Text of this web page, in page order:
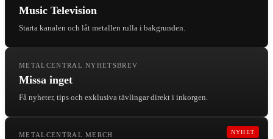
Music Television
Starta kanalen och låt metallen rulla i bakgrunden.
METALCENTRAL NYHETSBREV
Missa inget
Få nyheter, tips och exklusiva tävlingar direkt i inkorgen.
NYHET
METALCENTRAL MERCH